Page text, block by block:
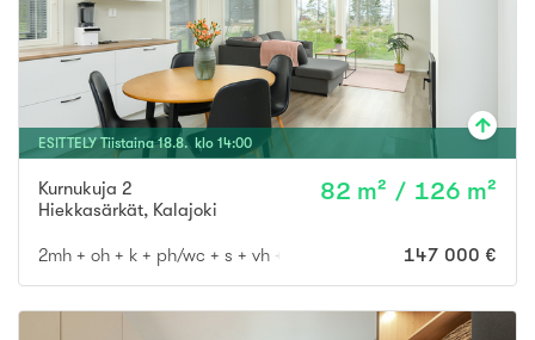
ESITTELY Tiistaina 18.8. klo 14:00
Kurnukuja 2
Hiekkasärkät, Kalajoki
82 m² / 126 m²
2mh + oh + k + ph/wc + s + vh + wc 147 000 €